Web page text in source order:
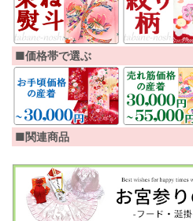
■価格帯で選ぶ
■関連商品